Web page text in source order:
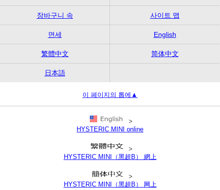
장바구니 속 사이트 맵
면세 English
繁體中文 简体中文
日本語
이 페이지의 톱에▲
>
HYSTERIC MINI online
>
HYSTERIC MINI（黑超B） 網上
>
HYSTERIC MINI（黑超B） 网上